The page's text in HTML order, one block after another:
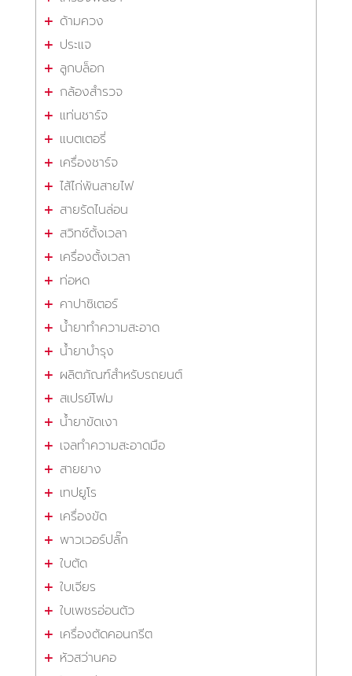
ด้ามควง
ประแจ
ลูกบล็อก
กล้องสำรวจ
แท่นชาร์จ
แบตเตอรี่
เครื่องชาร์จ
ไส้ไก่พันสายไฟ
สายรัดไนล่อน
สวิทซ์ตั้งเวลา
เครื่องตั้งเวลา
ท่อหด
คาปาซิเตอร์
น้ำยาทำความสะอาด
น้ำยาบำรุง
ผลิตภัณฑ์สำหรับรถยนต์
สเปรย์โฟม
น้ำยาขัดเงา
เจลทำความสะอาดมือ
สายยาง
เทปยูโร
เครื่องขัด
พาวเวอร์ปลั๊ก
ใบตัด
ใบเจียร
ใบเพชรอ่อนตัว
เครื่องตัดคอนกรีต
หัวสว่านคอ